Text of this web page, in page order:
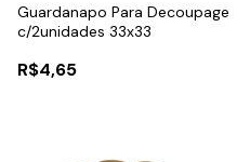
Guardanapo Para Decoupage
c/2unidades 33x33
R$4,65